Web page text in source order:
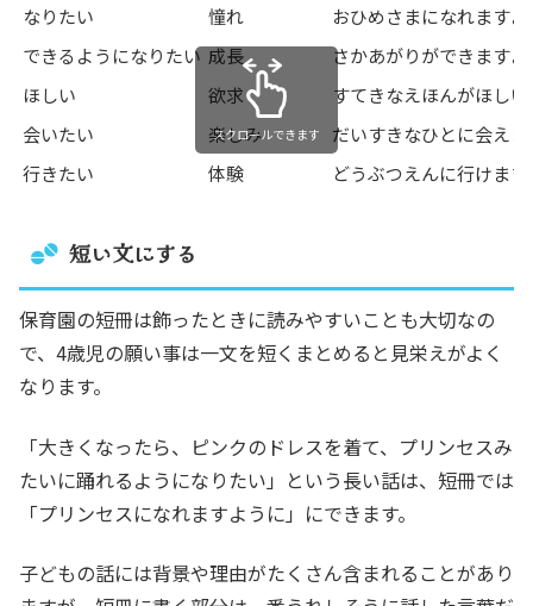
なりたい 憧れ
おひめさまになれます
できるようになりたい 成長
さかあがりができますよ
ほしい
欲求
すてきなえほんがほし
会いたい
楽しみ
だいすきなひとに会え
行きたい
体験 どうぶつえんに行けま
スクロールできます
短い文にする
保育園の短冊は飾ったときに読みやすいことも大切なの
で、4歳児の願い事は一文を短くまとめると見栄えがよく
なります。
「大きくなったら、ピンクのドレスを着て、プリンセスみ
たいに踊れるようになりたい」という長い話は、短冊では
「プリンセスになれますように」にできます。
子どもの話には背景や理由がたくさん含まれることがあり